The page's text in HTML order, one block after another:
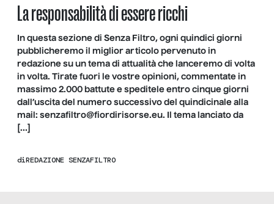
La responsabilità di essere ricchi
In questa sezione di Senza Filtro, ogni quindici giorni
pubblicheremo il miglior articolo pervenuto in
redazione su un tema di attualità che lanceremo di volta
in volta. Tirate fuori le vostre opinioni, commentate in
massimo 2.000 battute e speditele entro cinque giorni
dall’uscita del numero successivo del quindicinale alla
mail: senzafiltro@fiordirisorse.eu. Il tema lanciato da
[…]
diREDAZIONE SENZAFILTRO